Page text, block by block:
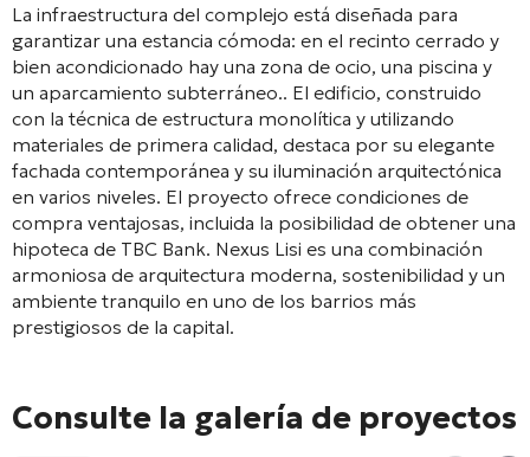
La infraestructura del complejo está diseñada para
garantizar una estancia cómoda: en el recinto cerrado y
bien acondicionado hay una zona de ocio, una piscina y
un aparcamiento subterráneo.. El edificio, construido
con la técnica de estructura monolítica y utilizando
materiales de primera calidad, destaca por su elegante
fachada contemporánea y su iluminación arquitectónica
en varios niveles. El proyecto ofrece condiciones de
compra ventajosas, incluida la posibilidad de obtener una
hipoteca de TBC Bank. Nexus Lisi es una combinación
armoniosa de arquitectura moderna, sostenibilidad y un
ambiente tranquilo en uno de los barrios más
prestigiosos de la capital.
Consulte la galería de proyectos